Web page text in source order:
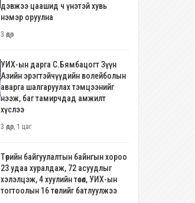
дэвжээ цаашид ч үнэтэй хувь
нэмэр оруулна
3 өдөр
УИХ-ын дарга С.Бямбацогт Зүүн
Азийн эрэгтэйчүүдийн волейболын
аварга шалгаруулах тэмцээнийг
нээж, баг тамирчдад амжилт
хүслээ
3 өдөр, 1 цаг
Төрийн байгуулалтын байнгын хороо
23 удаа хуралдаж, 72 асуудлыг
хэлэлцэж, 4 хуулийн төсөл, УИХ-ын
тогтоолын 16 төслийг батлуулжээ